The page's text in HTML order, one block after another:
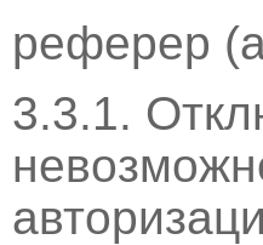
реферер
3.3.1.